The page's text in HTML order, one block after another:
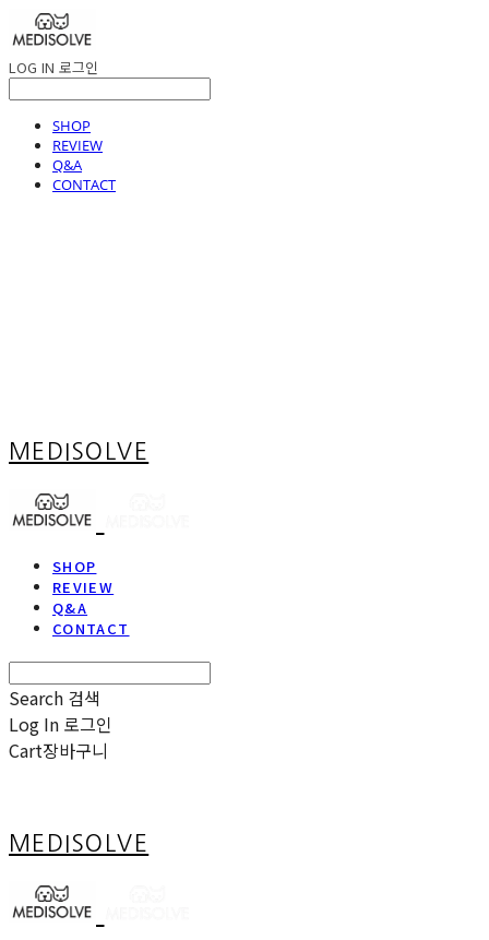
LOG IN 로그인
SHOP
REVIEW
Q&A
CONTACT
MEDISOLVE
SHOP
REVIEW
Q&A
CONTACT
Search 검색
Log In 로그인
Cart장바구니
MEDISOLVE